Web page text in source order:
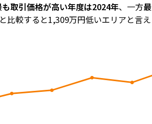
も取引価格が高い年度は2024年、一方
較すると1,309万円低いエリアと言え